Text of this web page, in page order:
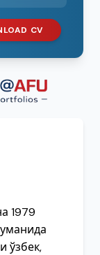
CV
1979
ўзбек,